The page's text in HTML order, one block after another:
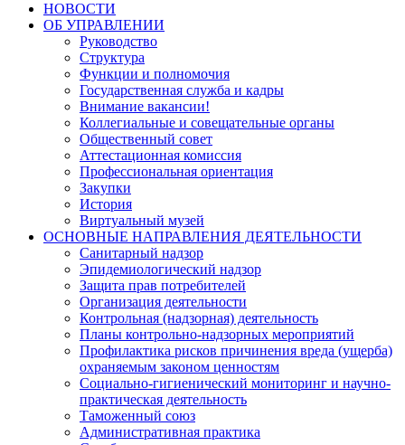
НОВОСТИ
ОБ УПРАВЛЕНИИ
Руководство
Структура
Функции и полномочия
Государственная служба и кадры
Внимание вакансии!
Коллегиальные и совещательные органы
Общественный совет
Аттестационная комиссия
Профессиональная ориентация
Закупки
История
Виртуальный музей
ОСНОВНЫЕ НАПРАВЛЕНИЯ ДЕЯТЕЛЬНОСТИ
Санитарный надзор
Эпидемиологический надзор
Защита прав потребителей
Организация деятельности
Контрольная (надзорная) деятельность
Планы контрольно-надзорных мероприятий
Профилактика рисков причинения вреда (ущерба)
охраняемым законом ценностям
Социально-гигиенический мониторинг и научно-
практическая деятельность
Таможенный союз
Административная практика